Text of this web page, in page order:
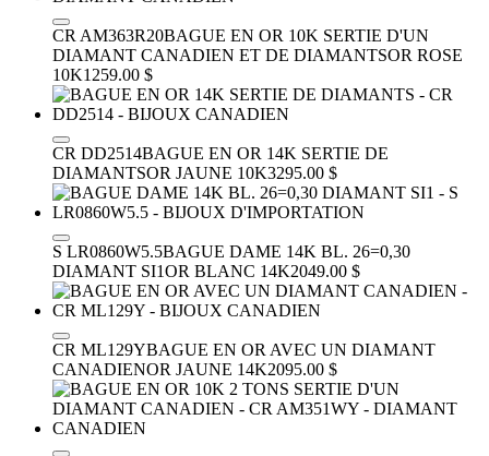
CR AM363R20BAGUE EN OR 10K SERTIE D'UN
DIAMANT CANADIEN ET DE DIAMANTSOR ROSE
10K1259.00 $
CR DD2514BAGUE EN OR 14K SERTIE DE
DIAMANTSOR JAUNE 10K3295.00 $
S LR0860W5.5BAGUE DAME 14K BL. 26=0,30
DIAMANT SI1OR BLANC 14K2049.00 $
CR ML129YBAGUE EN OR AVEC UN DIAMANT
CANADIENOR JAUNE 14K2095.00 $